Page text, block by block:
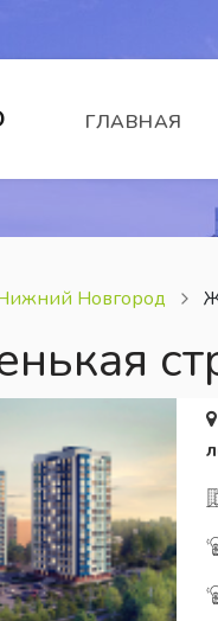
ГЛАВНАЯ
Нижний Новгород